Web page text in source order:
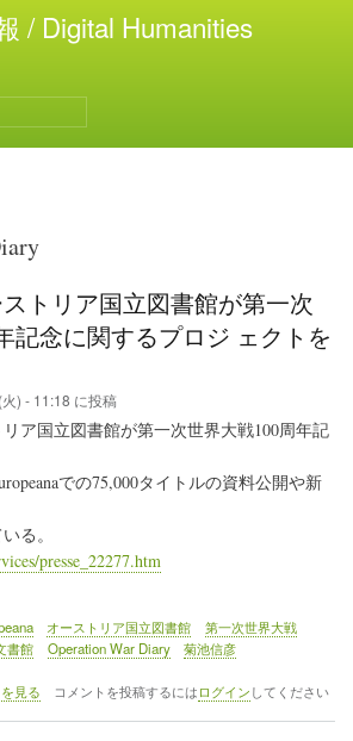
メ
イ
コ
テ
/ Digital Humanities
トリア国立図書館が第一次
記念に関するプロジ ェクトを
) - 11:18 に投稿
ア国立図書館が第一次世界大戦100周年記
での75,000タイトルの資料公開や新
る。
presse_22277.htm
オーストリア国立図書館
第一次世界大戦
書館 Operation War Diary 菊池信彦
見る コメントを投稿するには ログイン してください